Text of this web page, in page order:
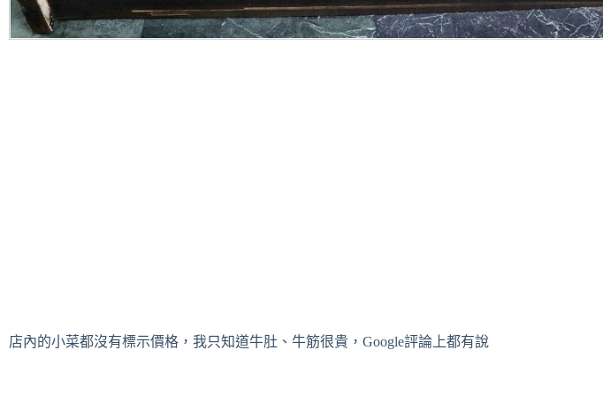
店內的小菜都沒有標示價格，我只知道牛肚、牛筋很貴，Google評論上都有說